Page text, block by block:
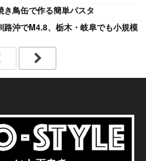
き鳥缶で作る簡単パスタ
路沖でM4.8、栃木・岐阜でも小規模